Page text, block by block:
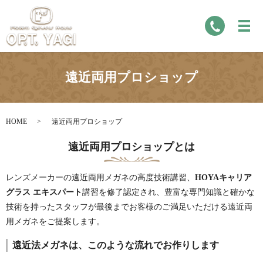
遠近両用プロショップ
HOME 遠近両用プロショップ
遠近両用プロショップとは
レンズメーカーの遠近両用メガネの高度技術講習、 HOYAキャリア
グラス エキスパート講習を修了認定され、豊富な専門知識と確かな
技術を持ったスタッフが最後までお客様のご満足いただける遠近両
用メガネをご提案します。
遠近法メガネは、このような流れでお作りします